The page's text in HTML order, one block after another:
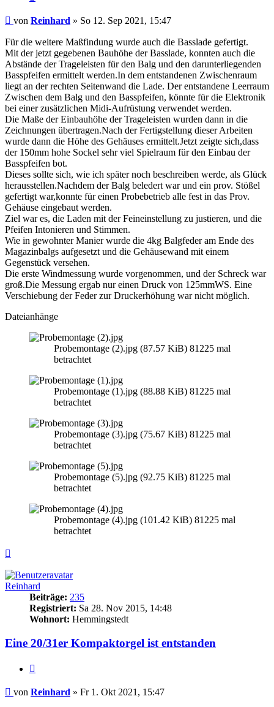
Beitrag
von Reinhard » So 12. Sep 2021, 15:47
Für die weitere Maßfindung wurde auch die Basslade gefertigt.
Mit der jetzt gegebenen Bauhöhe der Basslade, konnten auch die
Abstände der Trageleisten für den Balg und den darunterliegenden
Basspfeifen ermittelt werden.In dem entstandenen Zwischenraum
liegt an der rechten Seitenwand die Lade. Der entstandene Leerraum
Zwischen dem Balg und den Basspfeifen, könnte für die Elektronik
bei einer zusätzlichen Midi-Aufrüstung verwendet werden.
Die Maße der Einbauhöhe der Trageleisten wurden dann in die
Zeichnungen übertragen.Nach der Fertigstellung dieser Arbeiten
wurde dann die Höhe des Gehäuses ermittelt.Jetzt zeigte sich,dass
der 150mm hohe Sockel sehr viel Spielraum für den Einbau der
Basspfeifen bot.
Dieses sollte sich, wie ich später noch beschreiben werde, als Glück
herausstellen.Nachdem der Balg beledert war und ein prov. Stößel
gefertigt war,konnte für einen Probebetrieb alle fest in das Prov.
Gehäuse eingebaut werden.
Ziel war es, die Laden mit der Feineinstellung zu justieren, und die
Pfeifen Intonieren und Stimmen.
Wie in gewohnter Manier wurde die 4kg Balgfeder am Ende des
Magazinbalgs aufgesetzt und die Gehäusewand mit einem
Gegenstück versehen.
Die erste Windmessung wurde vorgenommen, und der Schreck war
groß.Die Messung ergab nur einen Druck von 125mmWS. Eine
Verschiebung der Feder zur Druckerhöhung war nicht möglich.
Dateianhänge
Probemontage (2).jpg (87.57 KiB) 81225 mal
betrachtet
Probemontage (1).jpg (88.88 KiB) 81225 mal
betrachtet
Probemontage (3).jpg (75.67 KiB) 81225 mal
betrachtet
Probemontage (5).jpg (92.75 KiB) 81225 mal
betrachtet
Probemontage (4).jpg (101.42 KiB) 81225 mal
betrachtet
Reinhard
Beiträge: 235
Registriert: Sa 28. Nov 2015, 14:48
Wohnort: Hemmingstedt
Eine 20/31er Kompaktorgel ist entstanden
Beitrag
von Reinhard » Fr 1. Okt 2021, 15:47